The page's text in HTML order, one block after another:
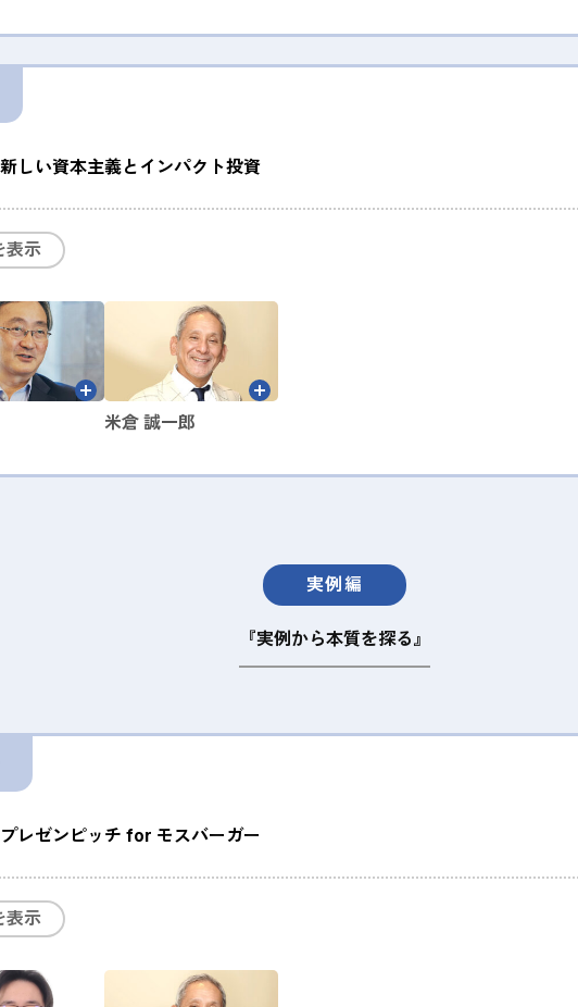
しい資本主義とインパクト投資
表示
米倉 誠一郎
実例編
『実例から本質を探る』
レゼンピッチ for モスバーガー
表示